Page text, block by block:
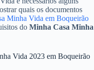
quais os documentos
Minha Vida em Boqueirão
do Minha Casa Minha
Vida 2023 em Boqueirão